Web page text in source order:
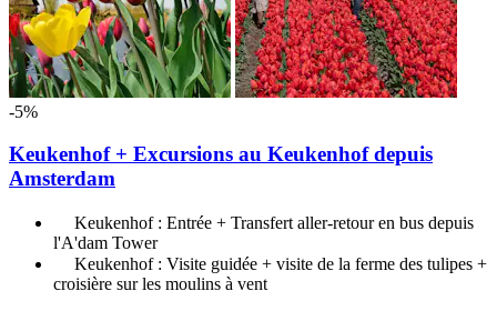
-5%
Keukenhof + Excursions au Keukenhof depuis
Amsterdam
Keukenhof : Entrée + Transfert aller-retour en bus depuis
l'A'dam Tower
Keukenhof : Visite guidée + visite de la ferme des tulipes +
croisière sur les moulins à vent